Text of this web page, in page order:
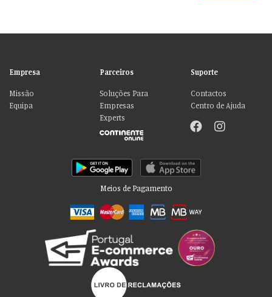
Empresa
Missão
Equipa
Parceiros
Soluções Para
Empresas
Experts
Suporte
Contactos
Centro de Ajuda
Meios de Pagamento
Por favor aceite as nossas deliciosas